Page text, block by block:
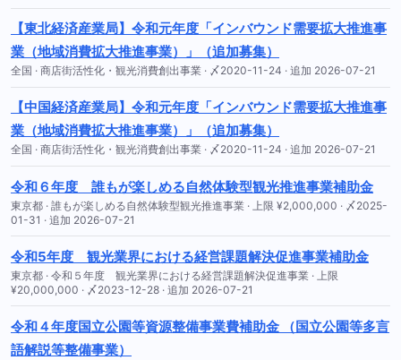
【東北経済産業局】令和元年度「インバウンド需要拡大推進事
業（地域消費拡大推進事業）」（追加募集）
全国 · 商店街活性化・観光消費創出事業 · 〆2020-11-24 · 追加 2026-07-21
【中国経済産業局】令和元年度「インバウンド需要拡大推進事
業（地域消費拡大推進事業）」（追加募集）
全国 · 商店街活性化・観光消費創出事業 · 〆2020-11-24 · 追加 2026-07-21
令和６年度 誰もが楽しめる自然体験型観光推進事業補助金
東京都 · 誰もが楽しめる自然体験型観光推進事業 · 上限 ¥2,000,000 · 〆2025-
01-31 · 追加 2026-07-21
令和5年度 観光業界における経営課題解決促進事業補助金
東京都 · 令和５年度 観光業界における経営課題解決促進事業 · 上限
¥20,000,000 · 〆2023-12-28 · 追加 2026-07-21
令和４年度国立公園等資源整備事業費補助金 （国立公園等多言
語解説等整備事業）